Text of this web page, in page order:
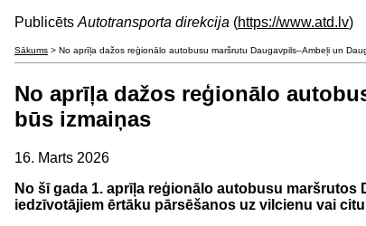
Publicēts Autotransporta direkcija (https://www.atd.lv)
Sākums > No aprīļa dažos reģionālo autobusu maršrutu Daugavpils–Ambeļi un
No aprīļa dažos reģionālo
būs izmaiņas
16. Marts 2026
No šī gada 1. aprīļa reģionālo autobusu
iedzīvotājiem ērtāku pārsēšanos uz vilcienu vai